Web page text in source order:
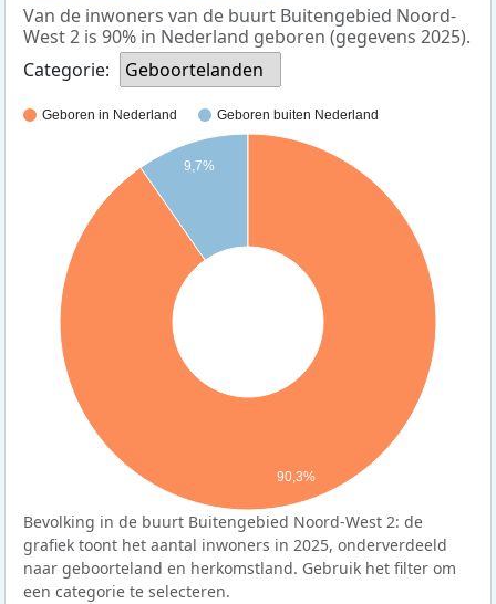
Van de inwoners van de buurt Buitengebied Noord-
West 2 is 90% in Nederland geboren (gegevens 2025).
Categorie:
Geboortelanden
Geboren in Nederland Geboren buiten Nederland
9,7%
90,3%
Bevolking in de buurt Buitengebied Noord-West 2: de
grafiek toont het aantal inwoners in 2025, onderverdeeld
naar geboorteland en herkomstland. Gebruik het filter om
een categorie te selecteren.